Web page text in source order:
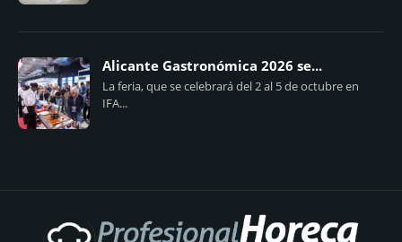
Alicante Gastronómica 2026 se...
La feria, que se celebrará del 2 al 5 de octubre en
IFA...